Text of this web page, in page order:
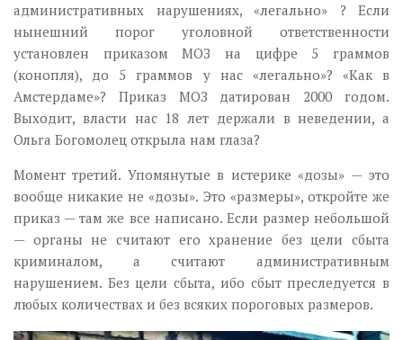
административных нарушениях, «легально» ? Если
нынешний порог уголовной ответственности
установлен приказом МОЗ на цифре 5 граммов
(конопля), до 5 граммов у нас «легально»? «Как в
Амстердаме»? Приказ МОЗ датирован 2000 годом.
Выходит, власти нас 18 лет держали в неведении, а
Ольга Богомолец открыла нам глаза?
Момент третий. Упомянутые в истерике «дозы» — это
вообще никакие не «дозы». Это «размеры», откройте же
приказ — там же все написано. Если размер небольшой
— органы не считают его хранение без цели сбыта
криминалом, а считают административным
нарушением. Без цели сбыта, ибо сбыт преследуется в
любых количествах и без всяких пороговых размеров.